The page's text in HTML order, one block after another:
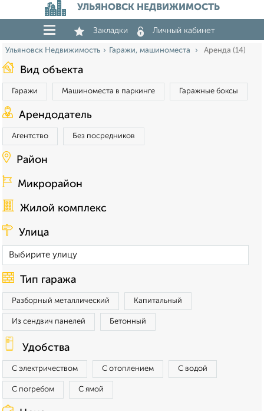
УЛЬЯНОВСК НЕДВИЖИМОСТЬ
Закладки Личный кабинет
Ульяновск Недвижимость Гаражи, машиноместа Аренда (14)
Вид объекта
Гаражи Машиноместа в паркинге Гаражные боксы
Арендодатель
Агентство Без посредников
Район
Микрорайон
Жилой комплекс
Улица
Тип гаража
Разборный металлический Капитальный
Из сендвич панелей Бетонный
Удобства
С электричеством С отоплением С водой
С погребом С ямой